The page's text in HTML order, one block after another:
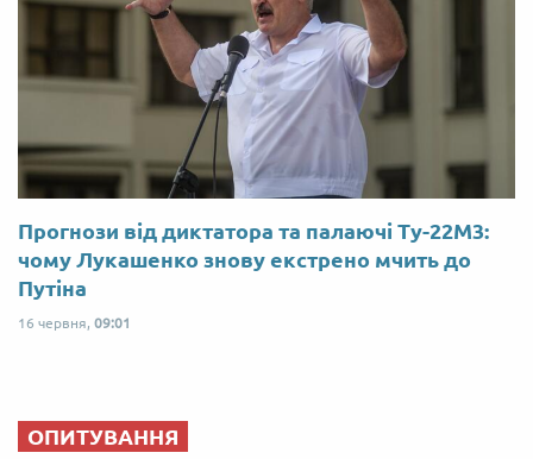
Прогнози від диктатора та палаючі Ту-22М3:
чому Лукашенко знову екстрено мчить до
Путіна
16 червня, 09:01
ОПИТУВАННЯ